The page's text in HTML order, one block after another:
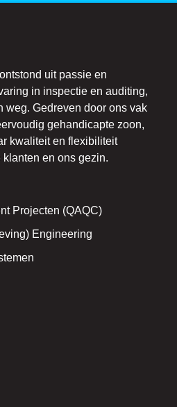
uit passie en
in inspectie en auditing,
weg. Gedreven door ons vak
gehandicapte zoon,
kwaliteit en flexibiliteit
en ons gezin.
Projecten (QAQC)
Engineering